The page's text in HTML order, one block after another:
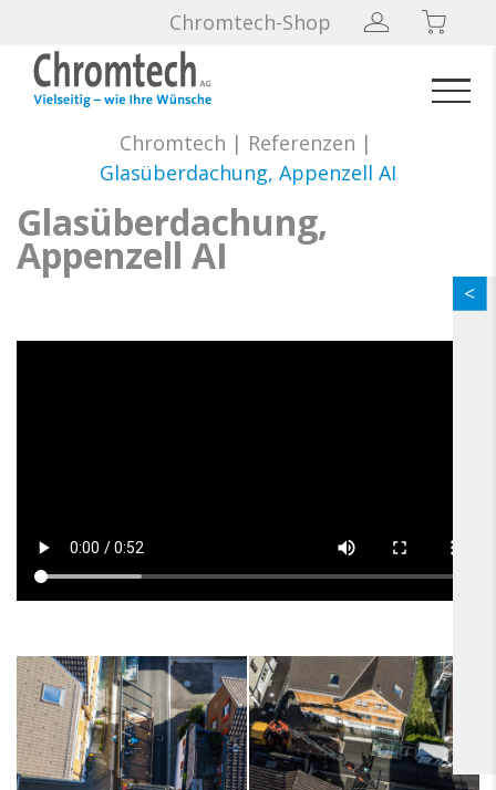
Chromtech-Shop
Chromtech | Referenzen |
Glasüberdachung, Appenzell AI
Glasüberdachung,
Appenzell AI